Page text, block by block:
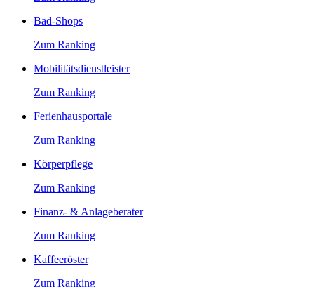
Bad-Shops
Zum Ranking
Mobilitätsdienstleister
Zum Ranking
Ferienhausportale
Zum Ranking
Körperpflege
Zum Ranking
Finanz- & Anlageberater
Zum Ranking
Kaffeeröster
Zum Ranking